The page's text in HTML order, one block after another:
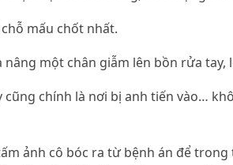
chỗ mấu chốt nhất.
nâng một chân giẫm lên bồn rửa
cũng chính là nơi bị anh tiến vào…
ảnh cô bóc ra từ bệnh án để